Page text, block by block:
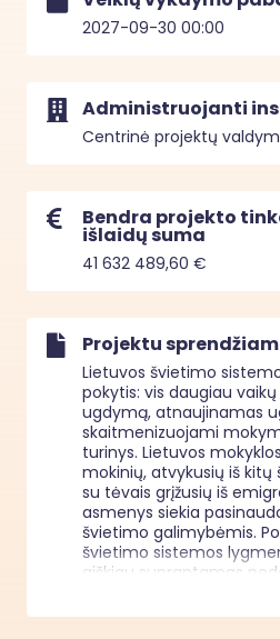
2027-09-30 00:00
Administruojanti
Centrinė projektų
Bendra projekto
išlaidų suma
41 632 489,60 €
Projektu
Lietuvos švietimo
pokytis: vis daugiau
ugdymą, atnaujinamas
skaitmenizuojami
turinys. Lietuvos
mokinių, atvykusių iš kitų
su tėvais grįžusių iš
asmenys siekia
švietimo galimybėmis.
švietimo sistemos
aiškiau suprantamas
kompleksiškumas,
ir kartu įdėtų pastangų ir